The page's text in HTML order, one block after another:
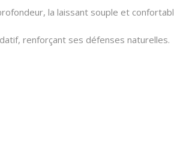
la laissant souple et
renforçant ses défenses naturelles.